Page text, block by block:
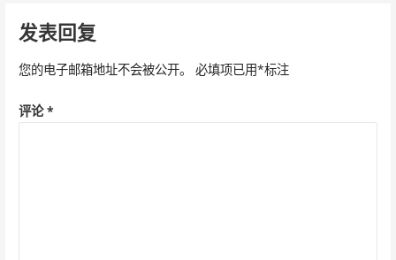
导
航
发表回复
您的电子邮箱地址不会被公开。 必填项已用*标注
评论*